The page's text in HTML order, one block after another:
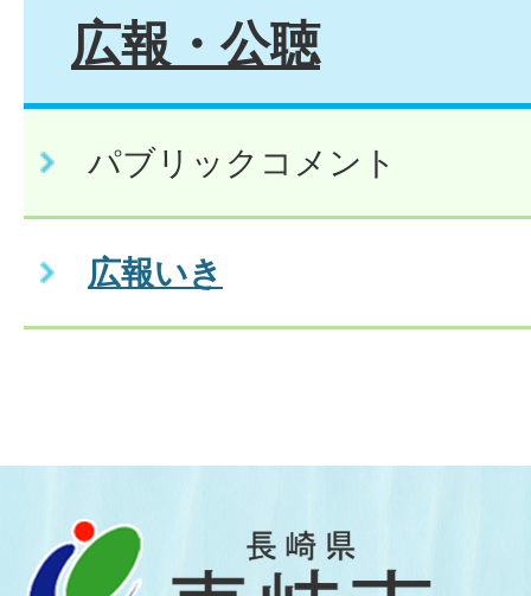
広報・公聴
パブリックコメント
広報いき